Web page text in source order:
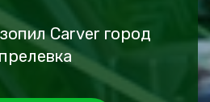
Carver город